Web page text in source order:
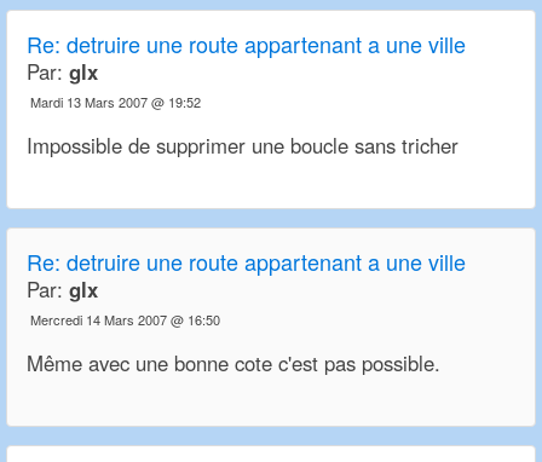
Re: detruire une route appartenant a une ville
Par: glx
Mardi 13 Mars 2007 @ 19:52
Impossible de supprimer une boucle sans tricher
Re: detruire une route appartenant a une ville
Par: glx
Mercredi 14 Mars 2007 @ 16:50
Même avec une bonne cote c'est pas possible.